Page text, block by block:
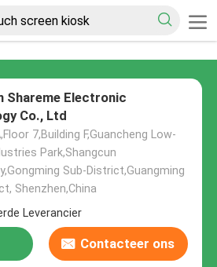
Shareme Electronic
Co., Ltd
7,Building F,Guancheng Low-
Park,Shangcun
Sub-District,Guangming
Shenzhen,China
Leverancier
Contacteer ons